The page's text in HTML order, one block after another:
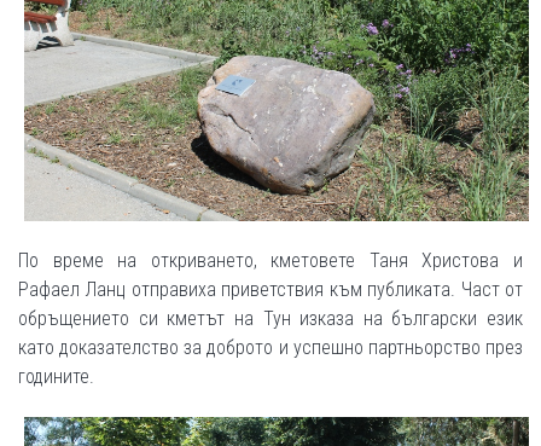
По време на откриването, кметовете Таня Христова и
Рафаел Ланц отправиха приветствия към публиката. Част от
обръщението си кметът на Тун изказа на български език
като доказателство за доброто и успешно партньорство през
годините.